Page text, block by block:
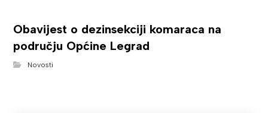
Obavijest o dezinsekciji komaraca na
području Općine Legrad
Novosti